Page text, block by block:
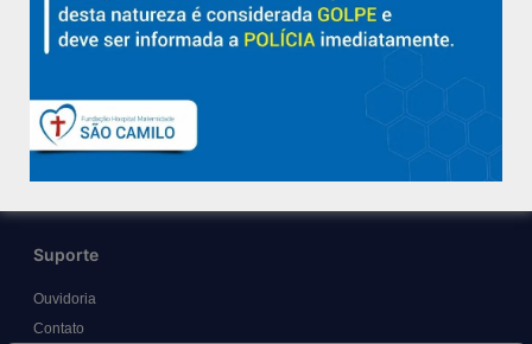
Nossa História e Fundador
Políticas e Normas
Trabalhe Conosco
Suporte
Ouvidoria
Contato